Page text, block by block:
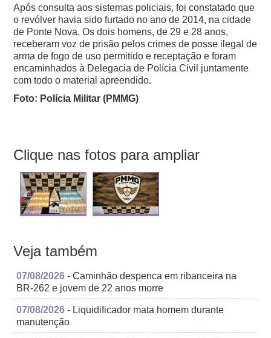
Após consulta aos sistemas policiais, foi constatado que
o revólver havia sido furtado no ano de 2014, na cidade
de Ponte Nova.Os dois homens, de 29 e 28 anos,
receberam voz de prisão pelos crimes de posse ilegal de
arma de fogo de uso permitido e receptação e foram
encaminhados à Delegacia de Polícia Civil juntamente
com todo o material apreendido.
Foto: Polícia Militar (PMMG)
Clique nas fotos para ampliar
Veja também
07/08/2026 - Caminhão despenca em ribanceira na
BR-262 e jovem de 22 anos morre
07/08/2026 - Liquidificador mata homem durante
manutenção